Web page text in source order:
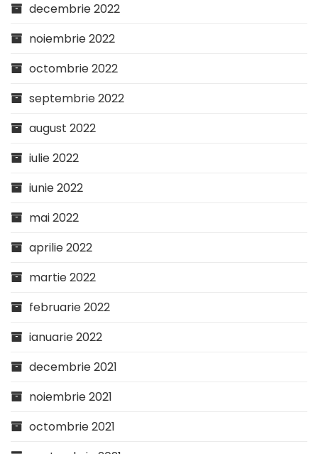
decembrie 2022
noiembrie 2022
octombrie 2022
septembrie 2022
august 2022
iulie 2022
iunie 2022
mai 2022
aprilie 2022
martie 2022
februarie 2022
ianuarie 2022
decembrie 2021
noiembrie 2021
octombrie 2021